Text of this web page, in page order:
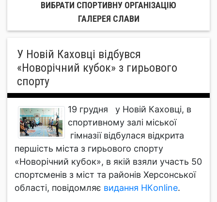
ВИБРАТИ СПОРТИВНУ ОРГАНIЗАЦIЮ
ГАЛЕРЕЯ СЛАВИ
У Новій Каховці відбувся
«Новорічний кубок» з гирьового
спорту
19 грудня у Новій Каховці, в
спортивному залі міської
гімназії відбулася відкрита
першість міста з гирьового спорту
«Новорічний кубок», в якій взяли участь 50
спортсменів з міст та районів Херсонської
області, повідомляє видання НКonline.